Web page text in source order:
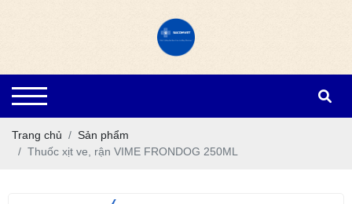
Trang chủ
Sản phẩm
Thuốc xịt ve, rận VIME FRONDOG 250ML